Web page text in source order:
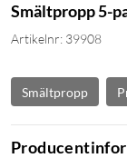
Smältpropp 5-
Artikelnr: 39908
Smältpropp